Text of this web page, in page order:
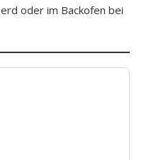
oder im Backofen bei